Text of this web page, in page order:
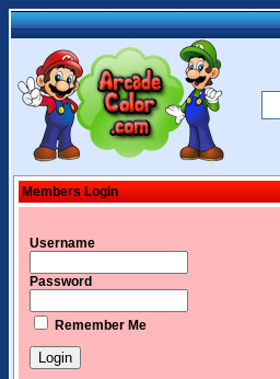
Members Login
Username
Password
Remember Me